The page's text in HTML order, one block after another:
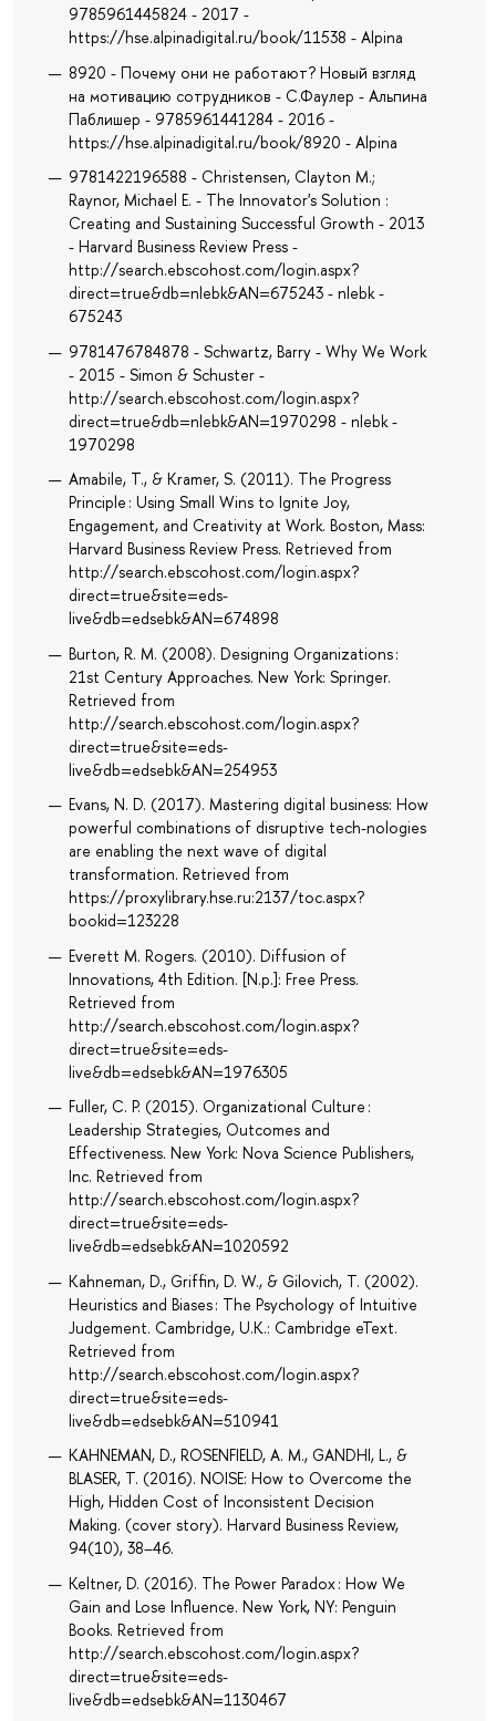
9785961445824 - 2017 -
https://hse.alpinadigital.ru/book/11538 - Alpina
8920 - Почему они не работают? Новый взгляд
на мотивацию сотрудников - С.Фаулер - Альпина
Паблишер - 9785961441284 - 2016 -
https://hse.alpinadigital.ru/book/8920 - Alpina
9781422196588 - Christensen, Clayton M.;
Raynor, Michael E. - The Innovator's Solution :
Creating and Sustaining Successful Growth - 2013
- Harvard Business Review Press -
http://search.ebscohost.com/login.aspx?
direct=true&db=nlebk&AN=675243 - nlebk -
675243
9781476784878 - Schwartz, Barry - Why We Work
- 2015 - Simon & Schuster -
http://search.ebscohost.com/login.aspx?
direct=true&db=nlebk&AN=1970298 - nlebk -
1970298
Amabile, T., & Kramer, S. (2011). The Progress
Principle : Using Small Wins to Ignite Joy,
Engagement, and Creativity at Work. Boston, Mass:
Harvard Business Review Press. Retrieved from
http://search.ebscohost.com/login.aspx?
direct=true&site=eds-
live&db=edsebk&AN=674898
Burton, R. M. (2008). Designing Organizations :
21st Century Approaches. New York: Springer.
Retrieved from
http://search.ebscohost.com/login.aspx?
direct=true&site=eds-
live&db=edsebk&AN=254953
Evans, N. D. (2017). Mastering digital business: How
powerful combinations of disruptive tech-nologies
are enabling the next wave of digital
transformation. Retrieved from
https://proxylibrary.hse.ru:2137/toc.aspx?
bookid=123228
Everett M. Rogers. (2010). Diffusion of
Innovations, 4th Edition. [N.p.]: Free Press.
Retrieved from
http://search.ebscohost.com/login.aspx?
direct=true&site=eds-
live&db=edsebk&AN=1976305
Fuller, C. P. (2015). Organizational Culture :
Leadership Strategies, Outcomes and
Effectiveness. New York: Nova Science Publishers,
Inc. Retrieved from
http://search.ebscohost.com/login.aspx?
direct=true&site=eds-
live&db=edsebk&AN=1020592
Kahneman, D., Griffin, D. W., & Gilovich, T. (2002).
Heuristics and Biases : The Psychology of Intuitive
Judgement. Cambridge, U.K.: Cambridge eText.
Retrieved from
http://search.ebscohost.com/login.aspx?
direct=true&site=eds-
live&db=edsebk&AN=510941
KAHNEMAN, D., ROSENFIELD, A. M., GANDHI, L., &
BLASER, T. (2016). NOISE: How to Overcome the
High, Hidden Cost of Inconsistent Decision
Making. (cover story). Harvard Business Review,
94(10), 38–46.
Keltner, D. (2016). The Power Paradox : How We
Gain and Lose Influence. New York, NY: Penguin
Books. Retrieved from
http://search.ebscohost.com/login.aspx?
direct=true&site=eds-
live&db=edsebk&AN=1130467